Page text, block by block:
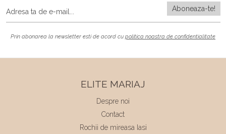
Prin abonarea la newsletter esti de acord cu politica noastra de confidentialitate
ELITE MARIAJ
Despre noi
Contact
Rochii de mireasa Iasi